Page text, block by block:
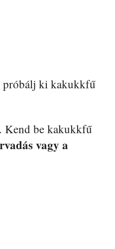
próbálj ki kakukkfű
Kend be kakukkfű
vagy a